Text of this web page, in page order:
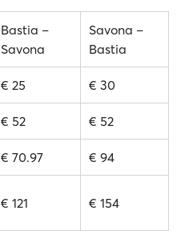
Bastia –
Savona
Savona –
Bastia
€ 25 € 30
€ 52 € 52
€ 70.97 € 94
€ 121 € 154